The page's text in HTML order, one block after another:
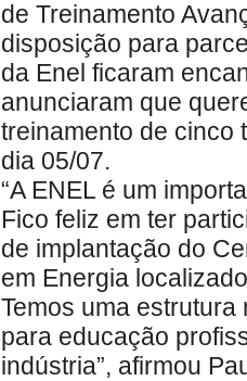
de Treinamento
disposição para
da Enel ficaram
anunciaram que
treinamento de cinco
dia 05/07.
“A ENEL é um
Fico feliz em ter
de implantação do
em Energia
Temos uma
para educação
indústria”, afirmou